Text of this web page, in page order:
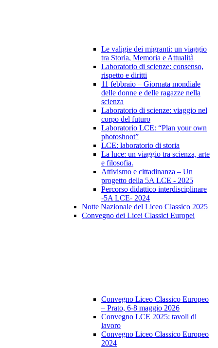
Le valigie dei migranti: un viaggio
tra Storia, Memoria e Attualità
Laboratorio di scienze: consenso,
rispetto e diritti
11 febbraio – Giornata mondiale
delle donne e delle ragazze nella
scienza
Laboratorio di scienze: viaggio nel
corpo del futuro
Laboratorio LCE: “Plan your own
photoshoot”
LCE: laboratorio di storia
La luce: un viaggio tra scienza, arte
e filosofia.
Attivismo e cittadinanza – Un
progetto della 5A LCE - 2025
Percorso didattico interdisciplinare
-5A LCE- 2024
Notte Nazionale del Liceo Classico 2025
Convegno dei Licei Classici Europei
Convegno Liceo Classico Europeo
– Prato, 6-8 maggio 2026
Convegno LCE 2025: tavoli di
lavoro
Convegno Liceo Classico Europeo
2024